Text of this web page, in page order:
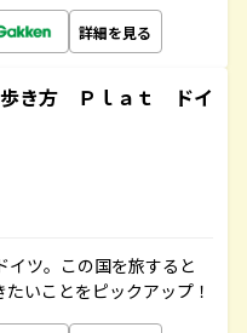
詳細を見る
き方 Ｐｌａｔ ドイ
ツ。この国を旅すると
いことをピックアップ！